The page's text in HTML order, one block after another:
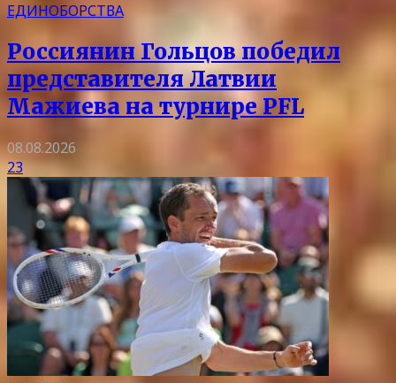
ЕДИНОБОРСТВА
Россиянин Гольцов победил
представителя Латвии
Мажиева на турнире PFL
08.08.2026
23